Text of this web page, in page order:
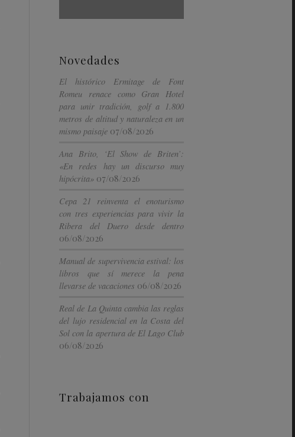
Novedades
El histórico Ermitage de Font
Romeu renace como Gran Hotel
para unir tradición, golf a 1.800
metros de altitud y naturaleza en un
mismo paisaje 07/08/2026
Ana Brito, ‘El Show de Briten’:
«En redes hay un discurso muy
hipócrita» 07/08/2026
Cepa 21 reinventa el enoturismo
con tres experiencias para vivir la
Ribera del Duero desde dentro
06/08/2026
Manual de supervivencia estival: los
libros que sí merece la pena
llevarse de vacaciones 06/08/2026
Real de La Quinta cambia las reglas
del lujo residencial en la Costa del
Sol con la apertura de El Lago Club
06/08/2026
Trabajamos con